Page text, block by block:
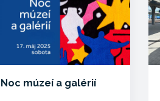
Noc múzeí a galérií